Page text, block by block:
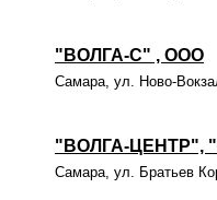
"ВОЛГА-С" , ООО
Самара, ул. Ново-
"ВОЛГА-ЦЕНТР",
Самара, ул. Братьев